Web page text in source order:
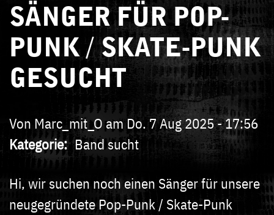
SÄNGER FÜR POP-
PUNK / SKATE-PUNK
GESUCHT
Von Marc_mit_Oam Do. 7 Aug 2025 - 17:56
Kategorie Band sucht
Hi, wir suchen noch einen Sänger für unsere
neugegründete Pop-Punk / Skate-Punk